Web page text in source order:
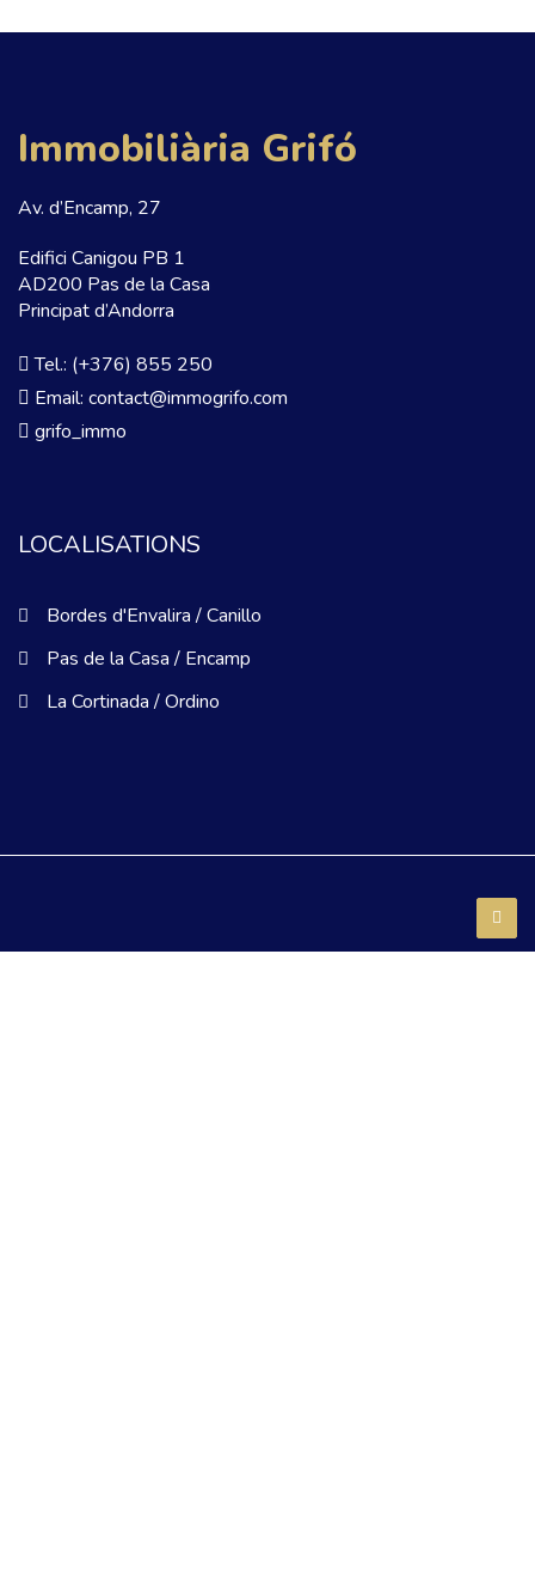
Immobiliària Grifó
Av. d’Encamp, 27
Edifici Canigou PB 1
AD200 Pas de la Casa
Principat d’Andorra
Tel.: (+376) 855 250
Email: contact@immogrifo.com
grifo_immo
LOCALISATIONS
Bordes d'Envalira / Canillo
Pas de la Casa / Encamp
La Cortinada / Ordino